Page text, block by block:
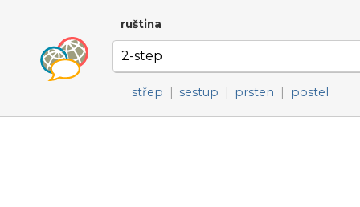
ruština
střep | sestup | prsten | postel